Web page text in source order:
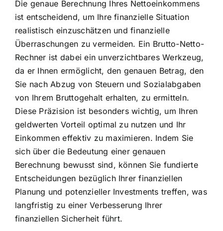
Die genaue Berechnung Ihres Nettoeinkommens
ist entscheidend, um Ihre finanzielle Situation
realistisch einzuschätzen und finanzielle
Überraschungen zu vermeiden. Ein Brutto-Netto-
Rechner ist dabei ein unverzichtbares Werkzeug,
da er Ihnen ermöglicht, den genauen Betrag, den
Sie nach Abzug von Steuern und Sozialabgaben
von Ihrem Bruttogehalt erhalten, zu ermitteln.
Diese Präzision ist besonders wichtig, um Ihren
geldwerten Vorteil optimal zu nutzen und Ihr
Einkommen effektiv zu maximieren. Indem Sie
sich über die Bedeutung einer genauen
Berechnung bewusst sind, können Sie fundierte
Entscheidungen bezüglich Ihrer finanziellen
Planung und potenzieller Investments treffen, was
langfristig zu einer Verbesserung Ihrer
finanziellen Sicherheit führt.